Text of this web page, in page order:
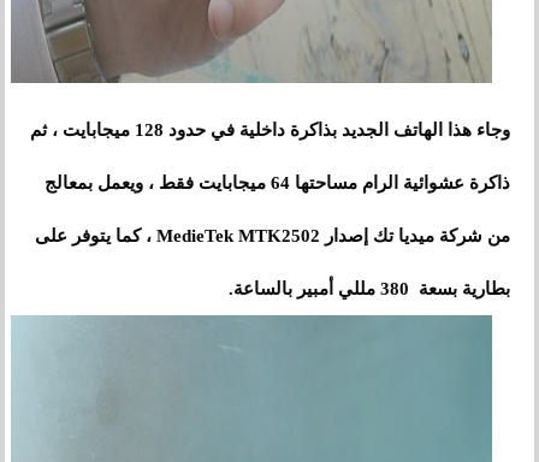
وجاء هذا الهاتف الجديد بذاكرة داخلية في حدود 128 ميجابايت ،ثم
ذاكرة عشوائية الرام مساحتها 64 ميجابايت فقط ، ويعمل بمعالج
من شركة ميديا تك إصدار MedieTek MTK2502 ، كما يتوفر على
بطارية بسعة 380 مللي أمبير بالساعة.